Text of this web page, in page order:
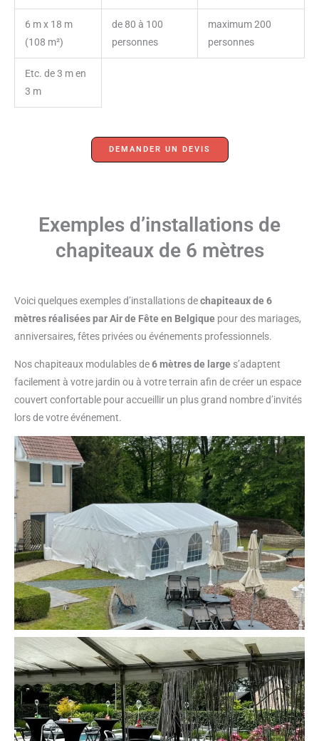
6 m x 18 m
(108 m²)
de 80 à 100
personnes
maximum 200
personnes
Etc. de 3 m en
3 m
DEMANDER UN DEVIS
Exemples d’installations de
chapiteaux de 6 mètres
Voici quelques exemples d’installations dechapiteaux de 6
mètres réalisées par Air de Fête en Belgique pour des mariages,
anniversaires, fêtes privées ou événements professionnels.
Nos chapiteaux modulables de6 mètres de large s’adaptent
facilement à votre jardin ou à votre terrain afin de créer un espace
couvert confortable pour accueillir un plus grand nombre d’invités
lors de votre événement.